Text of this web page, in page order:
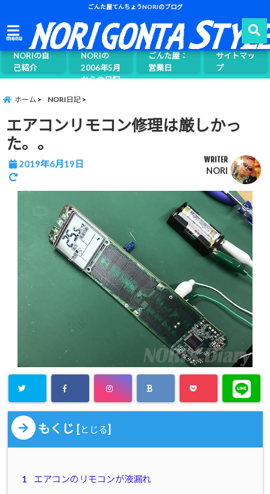
ごんた屋てんちょうNORIのブログ
menu
NORIの自
己紹介
ごんた屋て
んちょう
NORIの
2006年5月
からの日記
ごんた屋：
営業日
サイトマッ
プ
ホーム NORI日記
エアコンリモコン修理は厳しかっ
た。。
2019年6月19日 WRITER
NORI
もくじ [とじる]
1 エアコンのリモコンが液漏れ